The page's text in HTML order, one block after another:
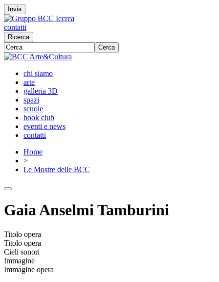
Invia
contatti
Ricerca
Cerca
chi siamo
arte
galleria 3D
spazi
scuole
book club
eventi e news
contatti
Home
>
Le Mostre delle BCC
Gaia Anselmi Tamburini
Titolo opera
Titolo opera
Cieli sonori
Immagine
Immagine opera